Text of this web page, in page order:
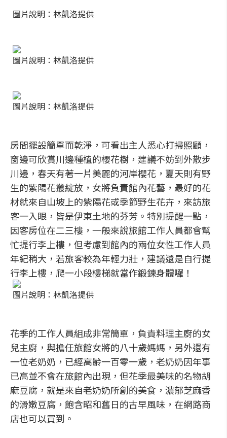
圖片說明：林凱洛提供
圖片說明：林凱洛提供
圖片說明：林凱洛提供
房間擺設簡單而乾淨，可看出主人悉心打掃照顧，
窗邊可欣賞川邊種植的櫻花樹，建議不妨到外散步
川邊，春天有著一片美麗的河岸櫻花，夏天則有野
生的紫陽花叢綻放，女將負責館內花藝，最好的花
材就來自山坡上的紫陽花或季節野生花卉，來訪旅
客一入眼，皆是伊東土地的芬芳。特別提醒一點，
因客房位在二三樓，一般來說旅館工作人員都會幫
忙提行李上樓，但考慮到館內的兩位女性工作人員
年紀稍大，若旅客較為年輕力壯，建議還是自行提
行李上樓，爬一小段樓梯就當作鍛鍊身體囉！
圖片說明：林凱洛提供
花季的工作人員組成非常簡單，負責料理主廚的女
兒主廚，與擔任旅館女將的八十歲媽媽，另外還有
一位老奶奶，已經高齡一百零一歲，老奶奶因年事
已高並不會在旅館內出現，但花季最美味的名物胡
麻豆腐，就是來自老奶奶所創的美食，濃郁芝麻香
的滑嫩豆腐，飽含昭和舊日的古早風味，在網路商
店也可以買到。